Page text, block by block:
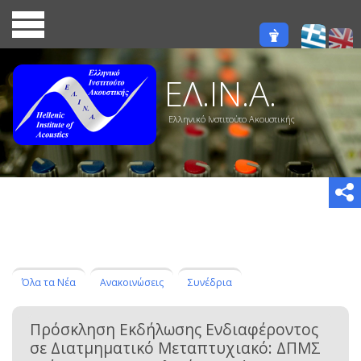
ΕΛ.ΙΝ.Α.
Ελληνικό Ινστιτούτο Ακουστικής
Όλα τα Νέα Ανακοινώσεις Συνέδρια
Πρόσκληση Εκδήλωσης Ενδιαφέροντος
σε Διατμηματικό Μεταπτυχιακό: ΔΠΜΣ